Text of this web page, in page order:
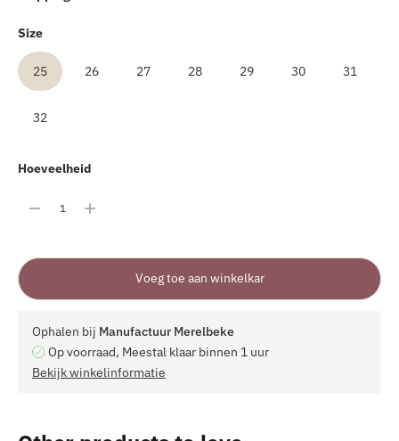
Size
25 26 27 28 29 30 31
32
Hoeveelheid
Voeg toe aan winkelkar
Ophalen bij Manufactuur Merelbeke
Op voorraad, Meestal klaar binnen 1 uur
Bekijk winkelinformatie